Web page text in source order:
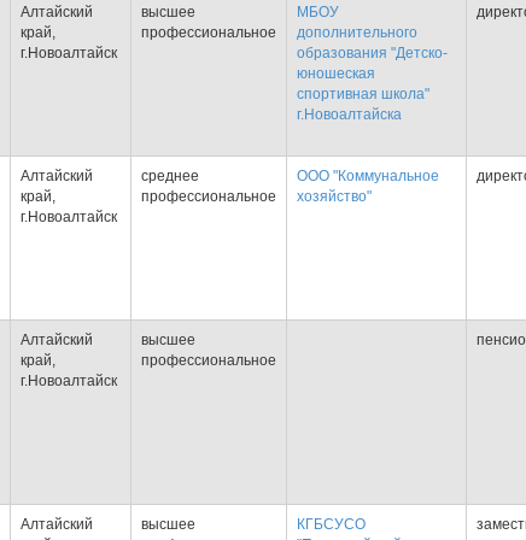
Алтайский
край,
г.Новоалтайск
высшее
профессиональное
МБОУ
дополнительного
образования "Детско-
юношеская
спортивная школа"
г.Новоалтайска
Алтайский
край,
г.Новоалтайск
среднее
профессиональное
ООО "Коммунальное
хозяйство"
Алтайский
край,
г.Новоалтайск
высшее
профессиональное
Алтайский
высшее
КГБСУСО